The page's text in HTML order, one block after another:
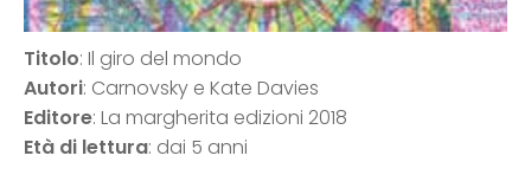
Titolo: Il giro del mondo
Autori: Carnovsky e Kate Davies
Editore: La margherita edizioni 2018
Età di lettura: dai 5 anni